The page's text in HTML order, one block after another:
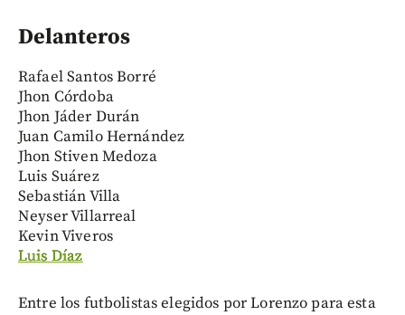
Delanteros
Rafael Santos Borré
Jhon Córdoba
Jhon Jáder Durán
Juan Camilo Hernández
Jhon Stiven Medoza
Luis Suárez
Sebastián Villa
Neyser Villarreal
Kevin Viveros
Luis Díaz
Entre los futbolistas elegidos por Lorenzo para esta